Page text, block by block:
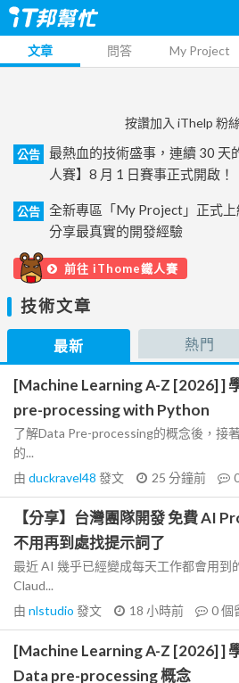
文章 問答 My Project
按讚加入 iThelp 粉
公告
最熱血的技術盛事，連續 30 天
人賽】8 月 1 日賽事正式開啟！
公告
全新專區「My Project」正式上
分享最真實的開發經驗
前往 iThome鐵人賽
技術文章
最新 熱門
[Machine Learning A-Z [2026] ]
pre-processing with Python
了解Data Pre-processing的概念後，接
的...
由 duckravel48 發文 25 分鐘前
【分享】台灣團隊開發 免費 AI
不用再到處找提示詞了
最近 AI 幾乎已經變成每天工作都會用到
Claud...
由 nlstudio 發文 18 小時前 0個
[Machine Learning A-Z [2026] ]
Data pre-processing 概念